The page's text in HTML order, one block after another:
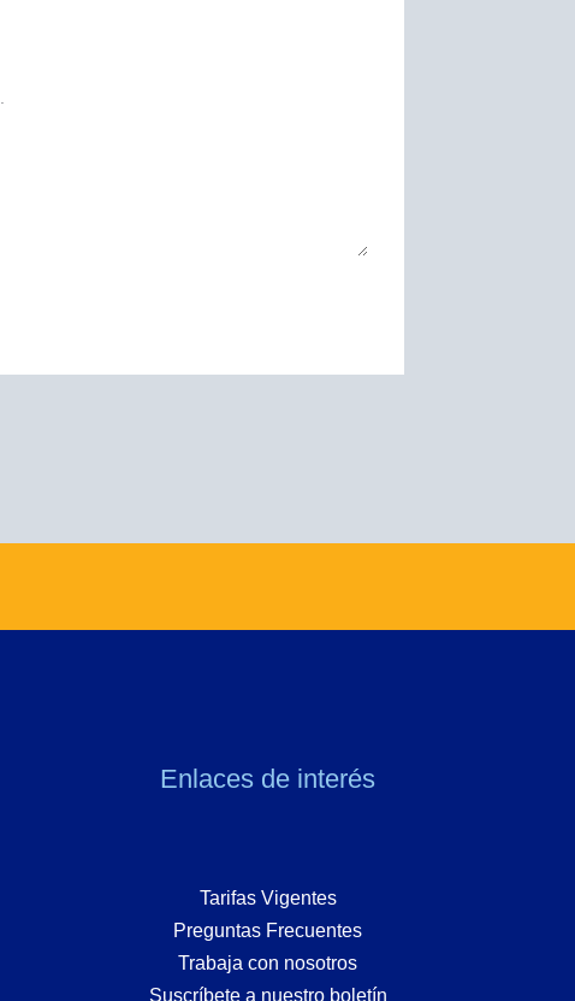
Enlaces de interés
Tarifas Vigentes
Preguntas Frecuentes
Trabaja con nosotros
Suscríbete a nuestro boletín